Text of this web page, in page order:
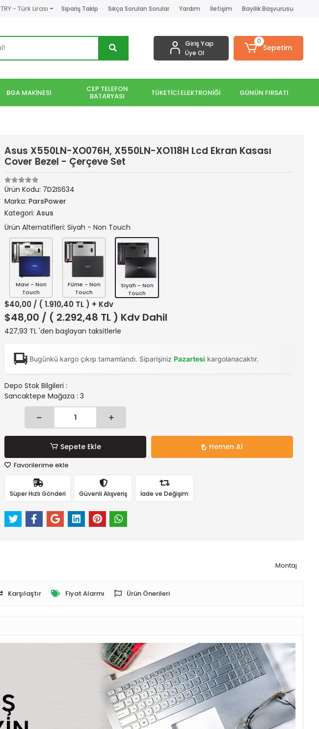
TRY - Türk Lirası Sipariş Takip Sıkça Sorulan Sorular Yardım İletişim Bayilik Başvurusu
Giriş Yap
Üye Ol
0
Sepetim
BGA MAKİNESİ CEP TELEFON
BATARYASI TÜKETİCİ ELEKTRONİĞİ GÜNÜN FIRSATI
Asus X550LN-XO076H, X550LN-XO118H Lcd Ekran Kasası
Cover Bezel - Çerçeve Set
Ürün Kodu: 7D2IS634
Marka: ParsPower
Kategori: Asus
Ürün Alternatifleri: Siyah - Non Touch
Mavi - Non
Touch
Füme - Non
Touch
Siyah - Non
Touch
$40,00 / ( 1.910,40 TL ) + Kdv
$48,00 / ( 2.292,48 TL ) Kdv Dahil
427,93 TL 'den başlayan taksitlerle
Bugünkü kargo çıkışı tamamlandı. Siparişiniz Pazartesi kargolanacaktır.
Depo Stok Bilgileri :
Sancaktepe Mağaza : 3
Sepete Ekle Hemen Al
Favorilerime ekle
Süper Hızlı Gönderi Güvenli Alışveriş İade ve Değişim
Montaj
Karşılaştır Fiyat Alarmı Ürün Önerileri